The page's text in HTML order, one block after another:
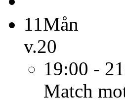
11Mån
v.20
19:00 -
Match